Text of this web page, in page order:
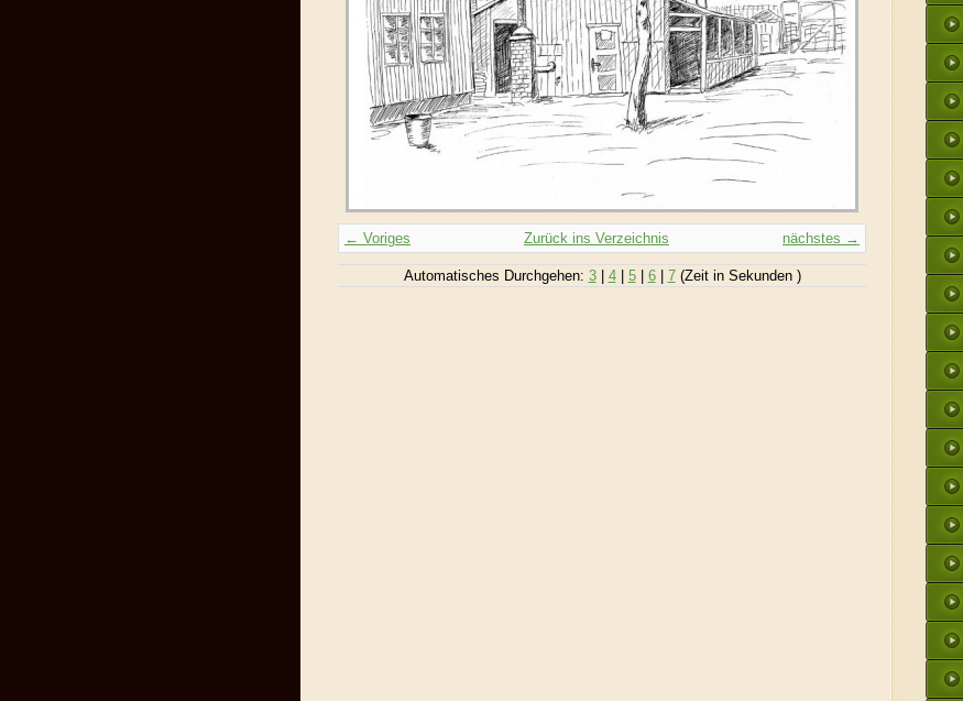
← Voriges nächstes →
Zurück ins Verzeichnis
Automatisches Durchgehen: 3| 4| 5| 6| 7(Zeit in Sekunden )